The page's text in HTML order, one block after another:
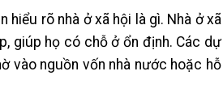
rõ nhà ở xã hội là gì. Nhà ở xã
giúp họ có chỗ ở ổn định. Các dự
vào nguồn vốn nhà nước hoặc hỗ